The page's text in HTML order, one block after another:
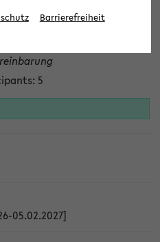
Veranstalter ist unbedingt
5
05.02.2027]
Barrierefreiheit